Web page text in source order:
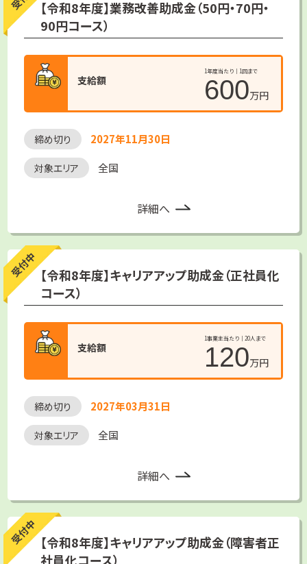
【令和8年度】業務改善助成金（50円・70円・
90円コース）
支給額
1年度当たり｜1回まで
600万円
締め切り 2027年11月30日
対象エリア 全国
詳細へ
受付中 【令和8年度】キャリアアップ助成金（正社員化
コース）
支給額
1事業主当たり｜20人まで
120万円
締め切り 2027年03月31日
対象エリア 全国
詳細へ
受付中 【令和8年度】キャリアアップ助成金（障害者正
社員化コース）